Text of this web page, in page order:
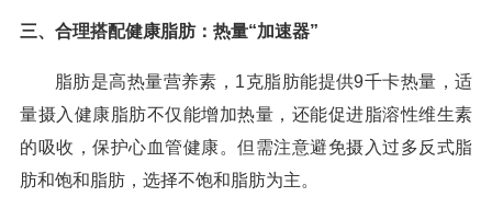
三、合理搭配健康脂肪：热量“加速器”
脂肪是高热量营养素，1克脂肪能提供9千卡热量，适
量摄入健康脂肪不仅能增加热量，还能促进脂溶性维生素
的吸收，保护心血管健康。但需注意避免摄入过多反式脂
肪和饱和脂肪，选择不饱和脂肪为主。